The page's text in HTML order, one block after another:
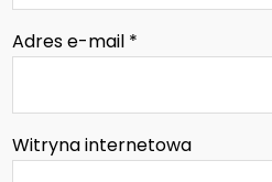
Adres e-mail *
Witryna internetowa